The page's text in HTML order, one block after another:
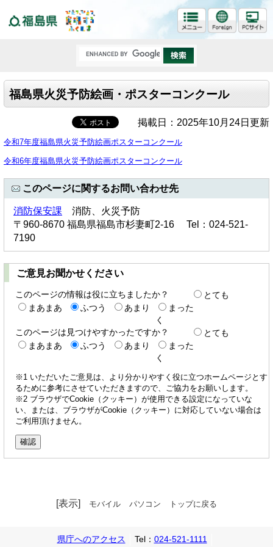
福島県火災予防絵画・ポスターコンクール
掲載日：2025年10月24日更新
令和7年度福島県火災予防絵画ポスターコンクール
令和6年度福島県火災予防絵画ポスターコンクール
このページに関するお問い合わせ先
消防保安課 消防、火災予防
〒960-8670 福島県福島市杉妻町2-16 Tel：024-521-
7190
ご意見お聞かせください
このページの情報は役に立ちましたか？
とても
まあまあ
ふつう あまり
まった
く
このページは見つけやすかったですか？
とても
まあまあ
ふつう あまり
まった
く
※1 いただいたご意見は、より分かりやすく役に立つホームページとす
るために参考にさせていただきますので、ご協力をお願いします。
※2 ブラウザでCookie（クッキー）が使用できる設定になっていな
い、または、ブラウザがCookie（クッキー）に対応していない場合は
ご利用頂けません。
[表示] モバイル パソコン トップに戻る
県庁へのアクセス Tel： 024-521-1111